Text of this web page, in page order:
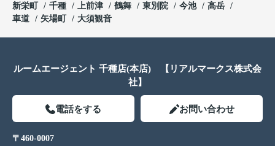
新栄町
千種 上前津 鶴舞 東別院 今池
高岳
車道
矢場町 大須観音
ルームエージェント 千種店(本店) 【リアルマークス株式会
社】
電話をする お問い合わせ
〒460-0007